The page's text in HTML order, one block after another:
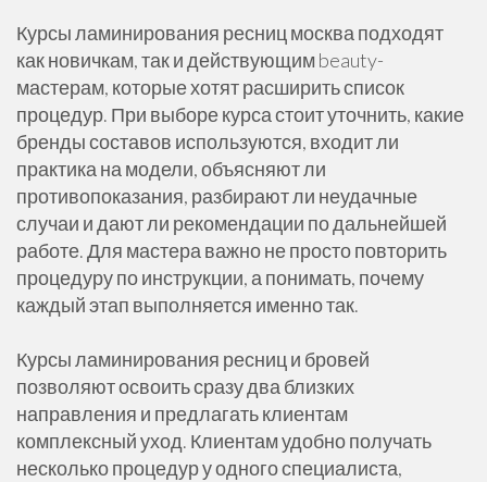
Курсы ламинирования ресниц москва подходят
как новичкам, так и действующим beauty-
мастерам, которые хотят расширить список
процедур. При выборе курса стоит уточнить, какие
бренды составов используются, входит ли
практика на модели, объясняют ли
противопоказания, разбирают ли неудачные
случаи и дают ли рекомендации по дальнейшей
работе. Для мастера важно не просто повторить
процедуру по инструкции, а понимать, почему
каждый этап выполняется именно так.
Курсы ламинирования ресниц и бровей
позволяют освоить сразу два близких
направления и предлагать клиентам
комплексный уход. Клиентам удобно получать
несколько процедур у одного специалиста,